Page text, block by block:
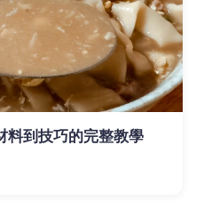
料到技巧的完整教學